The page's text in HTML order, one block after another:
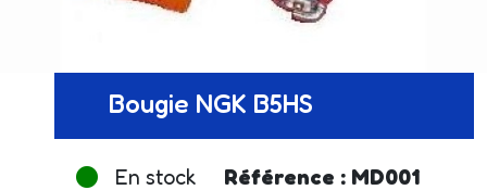
Bougie NGK B5HS
En stock Référence : MD001